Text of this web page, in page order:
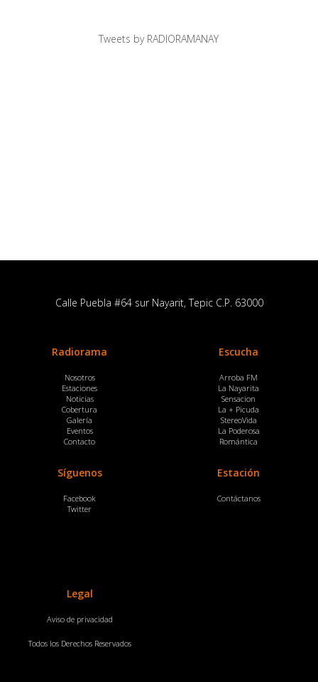
Tweets by RADIORAMANAY
Calle Puebla #64 sur Nayarit, Tepic C.P. 63000
Radiorama
Nosotros
Estaciones
Noticias
Cobertura
Galería
Eventos
Contacto
Escucha
Arroba FM
La Nayarita
Sensacion
La + Picuda
StereoVida
La Poderosa
Romántica
Síguenos
Facebook
Twitter
Estación
Contáctanos
Legal
Aviso de privacidad
Todos los Derechos Reservados